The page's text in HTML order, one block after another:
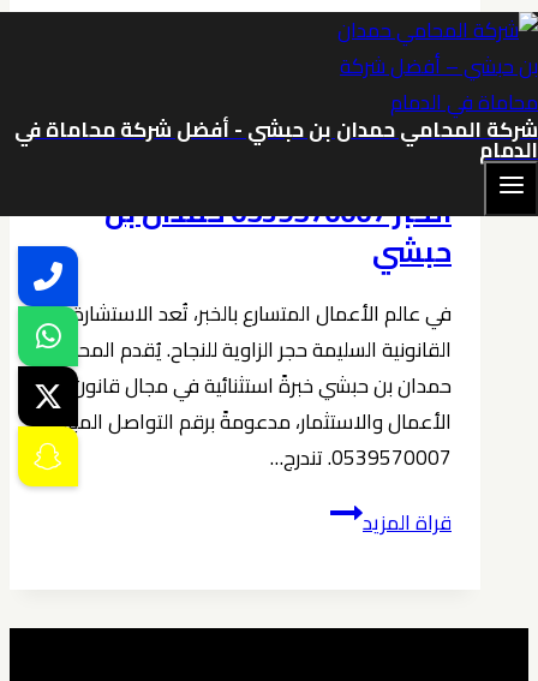
شركة المحامي حمدان بن حبشي - أفضل شركة محاماة في
الدمام
المستثمرين
في
0539570007
محامي أعمال واستثمار محامي الخبر
الخبر 0539570007 حمدان بن
حبشي
في عالم الأعمال المتسارع بالخبر، تُعد الاستشارة
القانونية السليمة حجر الزاوية للنجاح. يُقدم المحامي
حمدان بن حبشي خبرةً استثنائية في مجال قانون
الأعمال والاستثمار، مدعومةً برقم التواصل المباشر
0539570007. تندرج…
قراة المزيدمحامي
في